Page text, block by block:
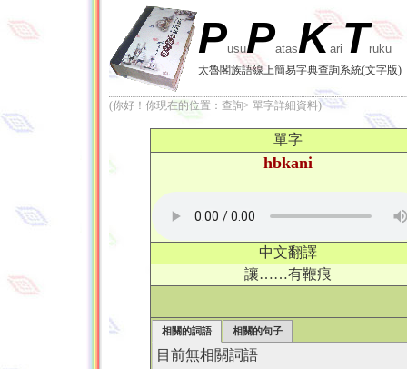
PusuPatasKariTruku
太魯閣族語線上簡易字典查詢系統(文字版)
(你好！你現在的位置：查詢> 單字詳細資料)
單字
hbkani
中文翻譯
讓……有鞭痕
相關的詞語 相關的句子
目前無相關詞語